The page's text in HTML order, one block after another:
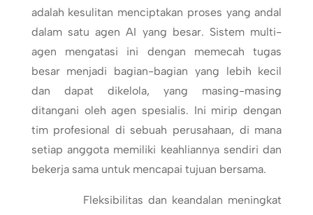
adalah kesulitan menciptakan proses yang andal
dalam satu agen AI yang besar. Sistem multi-
agen mengatasi ini dengan memecah tugas
besar menjadi bagian-bagian yang lebih kecil
dan dapat dikelola, yang masing-masing
ditangani oleh agen spesialis. Ini mirip dengan
tim profesional di sebuah perusahaan, di mana
setiap anggota memiliki keahliannya sendiri dan
bekerja sama untuk mencapai tujuan bersama.
Fleksibilitas dan keandalan meningkat